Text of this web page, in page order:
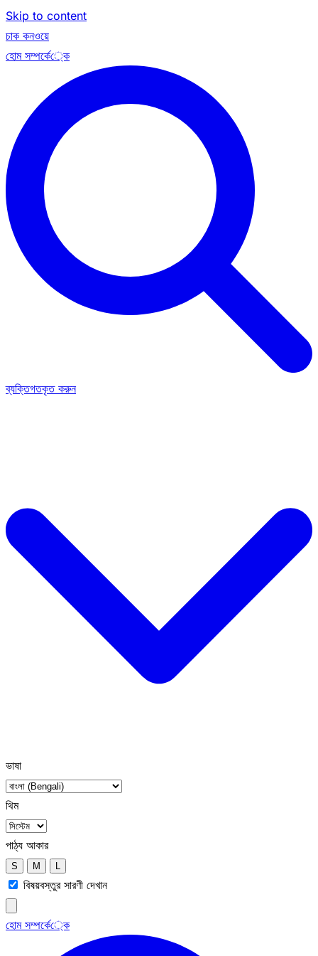
Skip to content
চাক কনওয়ে
হোম সম্পর্কে
ব্যক্তিগতকৃত করুন
ভাষা
থিম
পাঠ্য আকার
S M L
বিষয়বস্তুর সারণী দেখান
হোম সম্পর্কে